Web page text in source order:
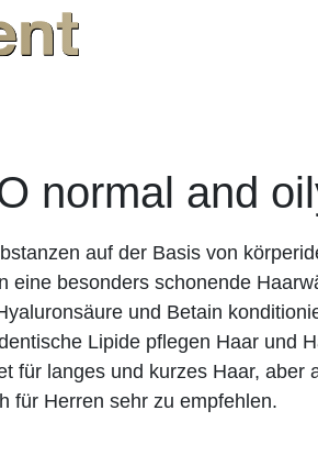
normal and
auf der Basis von
eine besonders schonende
und Betain
Lipide pflegen Haar und
für langes und kurzes Haar, aber
für Herren sehr zu empfehlen.